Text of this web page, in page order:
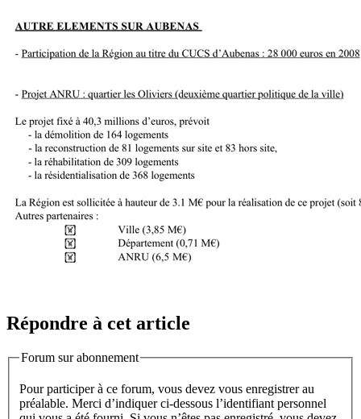
Répondre à cet article
Forum sur abonnement
Pour participer à ce forum, vous devez vous enregistrer au
préalable. Merci d’indiquer ci-dessous l’identifiant personnel